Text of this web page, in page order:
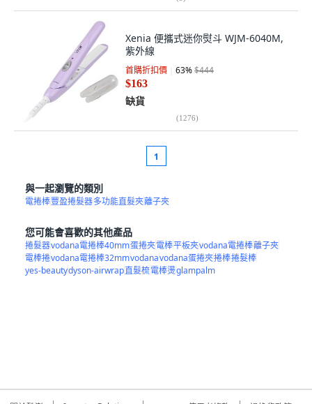
Xenia 便攜式迷你熨斗 WJM-6040M,
紫外線
首購折扣價 63%$444
$163
缺貨
(1276)
1
與一起瀏覽的類別
電捲棒豐盈捲髮器多功能直髮夾離子夾
您可能會喜歡的其他產品
捲髮器vodana電捲棒40mm蛋捲夾電棒平板夾vodana電捲棒離子夾
電棒捲vodana電捲棒32mmvodanavodana蛋捲夾捲棒捲髮棒
yes-beautydyson-airwrap直髮梳電棒燙glampalm